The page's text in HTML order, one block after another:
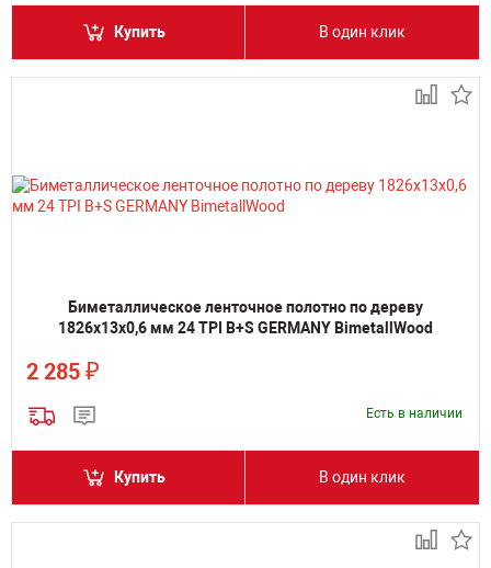
Купить В один клик
Биметаллическое ленточное полотно по дереву
1826х13х0,6 мм 24 TPI B+S GERMANY BimetallWood
2 285 ₽
Есть в наличии
Купить В один клик